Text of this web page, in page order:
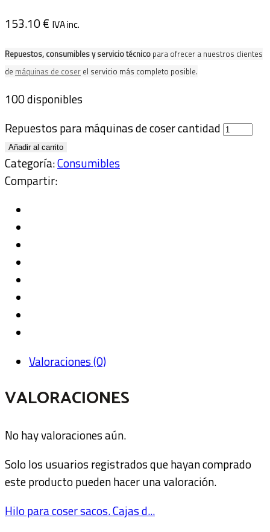
153.10€ IVA inc.
Repuestos, consumibles y servicio técnico para ofrecer a nuestros clientes
de máquinas de coser el servicio más completo posible.
100 disponibles
Repuestos para máquinas de coser cantidad
Añadir al carrito
Categoría:Consumibles
Compartir:
Valoraciones (0)
VALORACIONES
No hay valoraciones aún.
Solo los usuarios registrados que hayan comprado
este producto pueden hacer una valoración.
Hilo para coser sacos. Cajas d...